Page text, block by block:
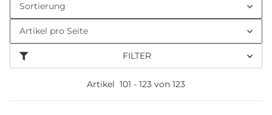
FILTER
Sortierung
Artikel pro Seite
Artikel 101 - 123 von 123